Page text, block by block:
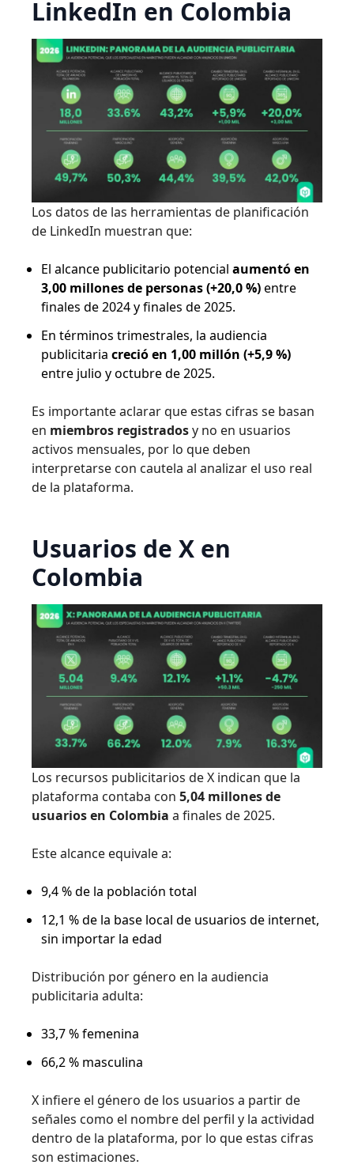
LinkedIn en Colombia
Los datos de las herramientas de planificación
de LinkedIn muestran que:
El alcance publicitario potencial aumentó en
3,00 millones de personas (+20,0 %)entre
finales de 2024 y finales de 2025.
En términos trimestrales, la audiencia
publicitaria creció en 1,00 millón (+5,9 %)
entre julio y octubre de 2025.
Es importante aclarar que estas cifras se basan
en miembros registradosy no en usuarios
activos mensuales, por lo que deben
interpretarse con cautela al analizar el uso real
de la plataforma.
Usuarios de X en
Colombia
Los recursos publicitarios de X indican que la
plataforma contaba con 5,04 millones de
usuarios en Colombia a finales de 2025.
Este alcance equivale a:
9,4 % de la población total
12,1 % de la base local de usuarios de internet,
sin importar la edad
Distribución por género en la audiencia
publicitaria adulta:
33,7 % femenina
66,2 % masculina
X infiere el género de los usuarios a partir de
señales como el nombre del perfil y la actividad
dentro de la plataforma, por lo que estas cifras
son estimaciones.